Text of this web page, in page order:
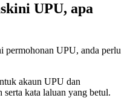
UPU, apa
permohonan UPU, anda perlu
akaun UPU dan
kata laluan yang betul.